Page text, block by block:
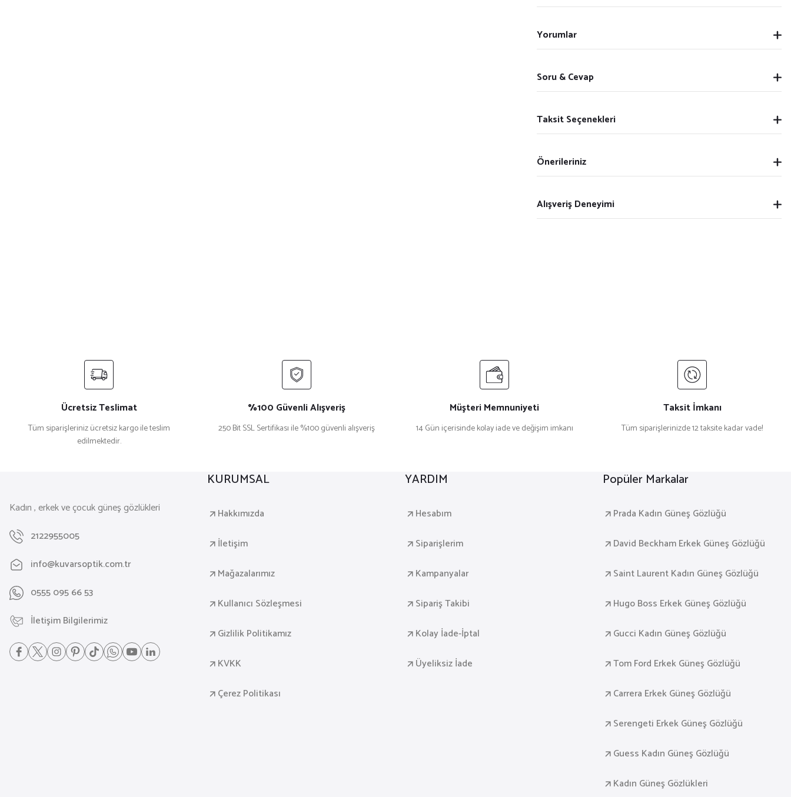
Yorumlar
Soru & Cevap
Taksit Seçenekleri
Önerileriniz
Alışveriş Deneyimi
Ücretsiz Teslimat
Tüm siparişleriniz ücretsiz kargo ile teslim
edilmektedir.
%100 Güvenli Alışveriş
250 Bit SSL Sertifikası ile %100 güvenli alışveriş
Müşteri Memnuniyeti
14 Gün içerisinde kolay iade ve değişim imkanı
Taksit İmkanı
Tüm siparişlerinizde 12 taksite kadar vade!
Kadın , erkek ve çocuk güneş gözlükleri
2122955005
info@kuvarsoptik.com.tr
0555 095 66 53
İletişim Bilgilerimiz
KURUMSAL
Hakkımızda
İletişim
Mağazalarımız
Kullanıcı Sözleşmesi
Gizlilik Politikamız
KVKK
Çerez Politikası
YARDIM
Hesabım
Siparişlerim
Kampanyalar
Sipariş Takibi
Kolay İade-İptal
Üyeliksiz İade
Popüler Markalar
Prada Kadın Güneş Gözlüğü
David Beckham Erkek Güneş Gözlüğü
Saint Laurent Kadın Güneş Gözlüğü
Hugo Boss Erkek Güneş Gözlüğü
Gucci Kadın Güneş Gözlüğü
Tom Ford Erkek Güneş Gözlüğü
Carrera Erkek Güneş Gözlüğü
Serengeti Erkek Güneş Gözlüğü
Guess Kadın Güneş Gözlüğü
Kadın Güneş Gözlükleri